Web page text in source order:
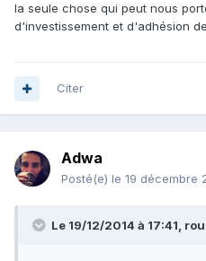
la seule chose qui peut nous
d'investissement et d'adhésion
Citer
Adwa
Posté(e) le 19 décembre
Le 19/12/2014 à 17:41,